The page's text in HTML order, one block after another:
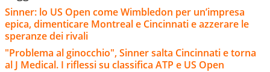
Sinner: lo US Open come Wimbledon per un’impresa
epica, dimenticare Montreal e Cincinnati e azzerare le
speranze dei rivali
"Problema al ginocchio", Sinner salta Cincinnati e torna
al J Medical. I riflessi su classifica ATP e US Open